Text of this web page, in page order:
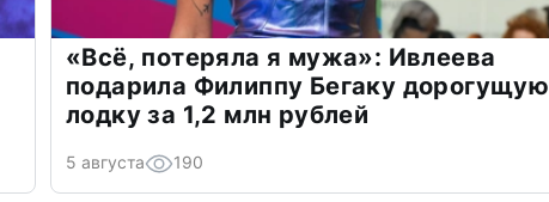
«Всё, потеряла я мужа»: Ивлеева
подарила Филиппу Бегаку дорогущую
лодку за 1,2 млн рублей
5 августа 190